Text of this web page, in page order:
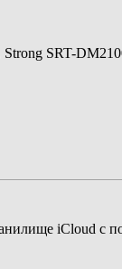
SRT-
iCloud с